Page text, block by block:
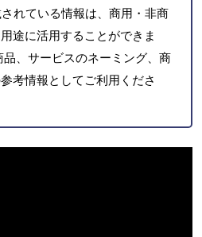
れている情報は、商用・非商
途に活用することができま
、サービスのネーミング、商
考情報としてご利用くださ